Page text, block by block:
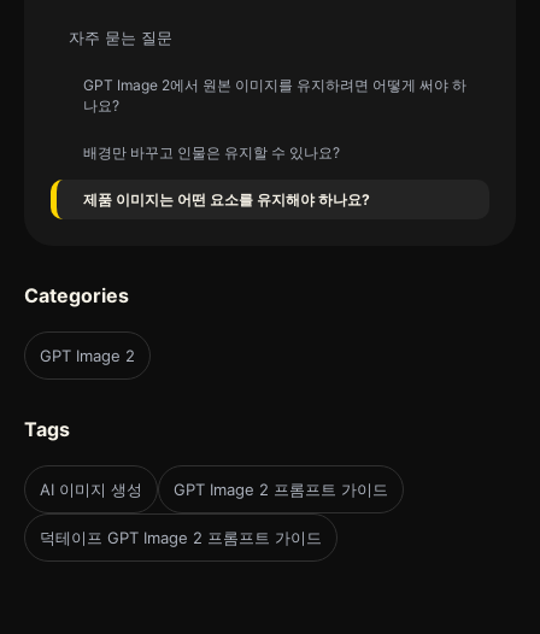
자주 묻는 질문
GPT Image 2에서 원본 이미지를 유지하려면 어떻게 써야 하
나요?
배경만 바꾸고 인물은 유지할 수 있나요?
제품 이미지는 어떤 요소를 유지해야 하나요?
Categories
GPT Image 2
Tags
AI 이미지 생성 GPT Image 2 프롬프트 가이드
덕테이프 GPT Image 2 프롬프트 가이드